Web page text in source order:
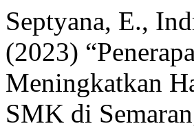
Septyana, E.,
(2023)
Meningkatkan
SMK di